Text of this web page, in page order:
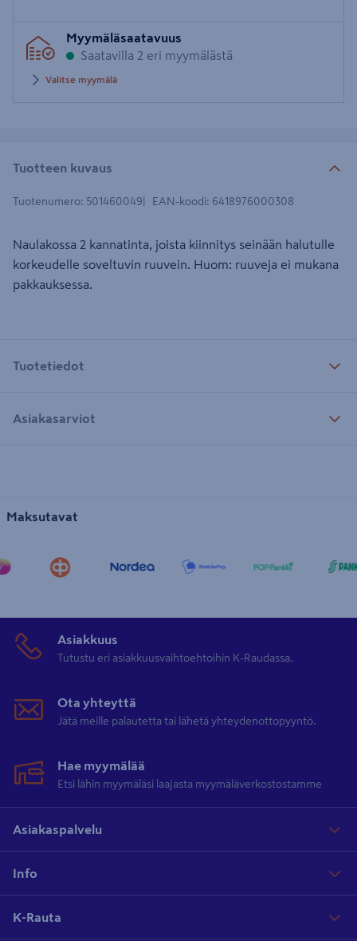
postinumero
Myymäläsaatavuus
Saatavilla 2 eri myymälästä
Valitse myymälä
Tuotteen kuvaus
Tuotenumero: 501460049 EAN-koodi: 6418976000308
Naulakossa 2 kannatinta, joista kiinnitys seinään halutulle
korkeudelle soveltuvin ruuvein. Huom: ruuveja ei mukana
pakkauksessa.
Tuotetiedot
Asiakasarviot
Maksutavat
Asiakkuus
Tutustu eri asiakkuusvaihtoehtoihin K-Raudassa.
Ota yhteyttä
Jätä meille palautetta tai lähetä yhteydenottopyyntö.
Hae myymälää
Etsi lähin myymäläsi laajasta myymäläverkostostamme
Asiakaspalvelu
Info
K-Rauta